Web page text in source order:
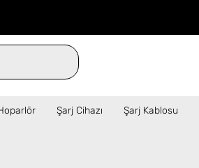
Şarj Cihazı Şarj Kablosu